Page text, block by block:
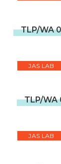
TLP/WA
JAS LAB
TLP/WA
JAS LAB